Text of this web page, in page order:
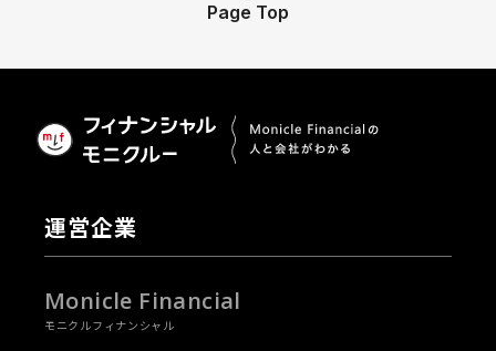
Page Top
運営企業
Monicle Financial
モニクルフィナンシャル